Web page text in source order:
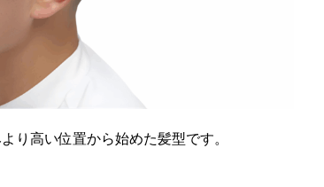
り高い位置から始めた髪型です。